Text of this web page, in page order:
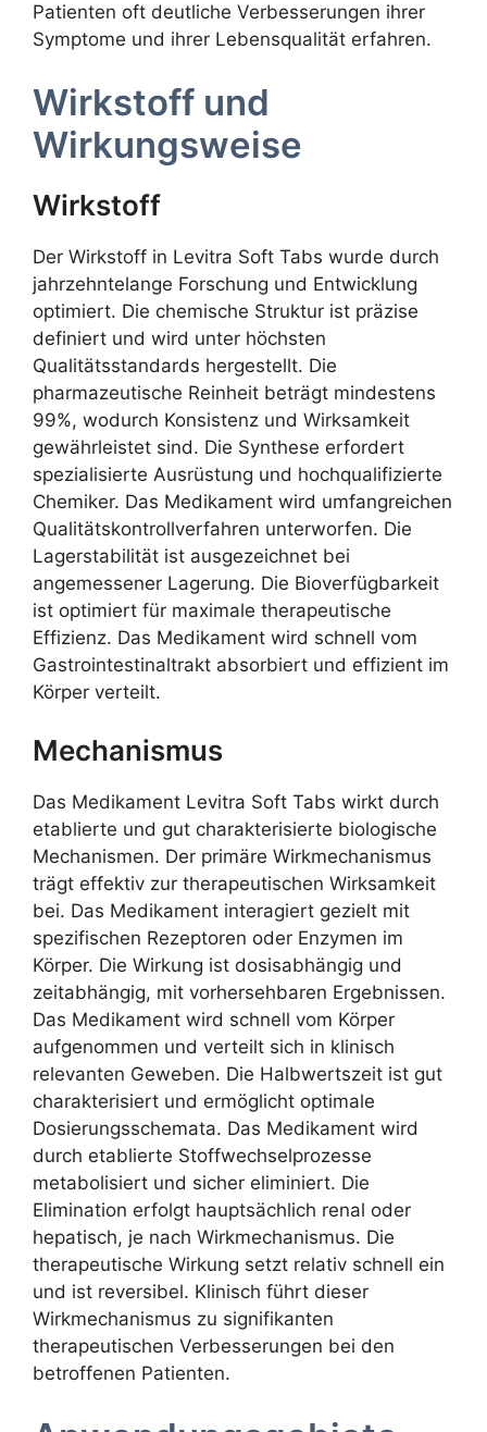
Patienten oft deutliche Verbesserungen ihrer
Symptome und ihrer Lebensqualität erfahren.
Wirkstoff und
Wirkungsweise
Wirkstoff
Der Wirkstoff in Levitra Soft Tabs wurde durch
jahrzehntelange Forschung und Entwicklung
optimiert. Die chemische Struktur ist präzise
definiert und wird unter höchsten
Qualitätsstandards hergestellt. Die
pharmazeutische Reinheit beträgt mindestens
99%, wodurch Konsistenz und Wirksamkeit
gewährleistet sind. Die Synthese erfordert
spezialisierte Ausrüstung und hochqualifizierte
Chemiker. Das Medikament wird umfangreichen
Qualitätskontrollverfahren unterworfen. Die
Lagerstabilität ist ausgezeichnet bei
angemessener Lagerung. Die Bioverfügbarkeit
ist optimiert für maximale therapeutische
Effizienz. Das Medikament wird schnell vom
Gastrointestinaltrakt absorbiert und effizient im
Körper verteilt.
Mechanismus
Das Medikament Levitra Soft Tabs wirkt durch
etablierte und gut charakterisierte biologische
Mechanismen. Der primäre Wirkmechanismus
trägt effektiv zur therapeutischen Wirksamkeit
bei. Das Medikament interagiert gezielt mit
spezifischen Rezeptoren oder Enzymen im
Körper. Die Wirkung ist dosisabhängig und
zeitabhängig, mit vorhersehbaren Ergebnissen.
Das Medikament wird schnell vom Körper
aufgenommen und verteilt sich in klinisch
relevanten Geweben. Die Halbwertszeit ist gut
charakterisiert und ermöglicht optimale
Dosierungsschemata. Das Medikament wird
durch etablierte Stoffwechselprozesse
metabolisiert und sicher eliminiert. Die
Elimination erfolgt hauptsächlich renal oder
hepatisch, je nach Wirkmechanismus. Die
therapeutische Wirkung setzt relativ schnell ein
und ist reversibel. Klinisch führt dieser
Wirkmechanismus zu signifikanten
therapeutischen Verbesserungen bei den
betroffenen Patienten.